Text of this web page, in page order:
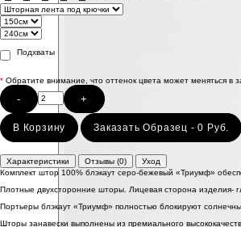
Подхваты
* Обратите внимание, что оттенок цвета может меняться
- +
В Корзину Заказать Образец - 0 Руб.
Характеристики Отзывы (0)
Уход
Комплект штор 100% блэкаут серо-бежевый «Триумф»
Плотные двухсторонние шторы. Лицевая сторона изделия-
Портьеры блэкаут «Триумф» полностью блокируют
Шторы занавески выполнены из премиального